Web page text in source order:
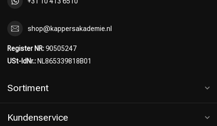
shop@kappersakademie.nl
Register NR:90505247
USt-IdNr.: NL865339818B01
Sortiment
Kundenservice